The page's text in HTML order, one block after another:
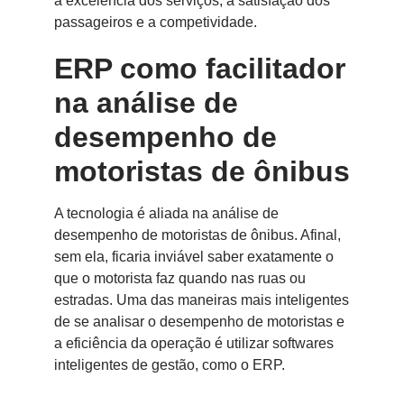
passageiros e a competividade.
ERP como facilitador
na análise de
desempenho de
motoristas de ônibus
A tecnologia é aliada na análise de
desempenho de motoristas de ônibus. Afinal,
sem ela, ficaria inviável saber exatamente o
que o motorista faz quando nas ruas ou
estradas. Uma das maneiras mais inteligentes
de se analisar o desempenho de motoristas e
a eficiência da operação é utilizar softwares
inteligentes de gestão, como o ERP.